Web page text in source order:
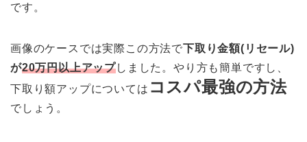
です。
画像のケースでは実際この方法で下取り金額(リセール)
が20万円以上アップしました。やり方も簡単ですし、
下取り額アップについては コスパ最強の方法
でしょう。